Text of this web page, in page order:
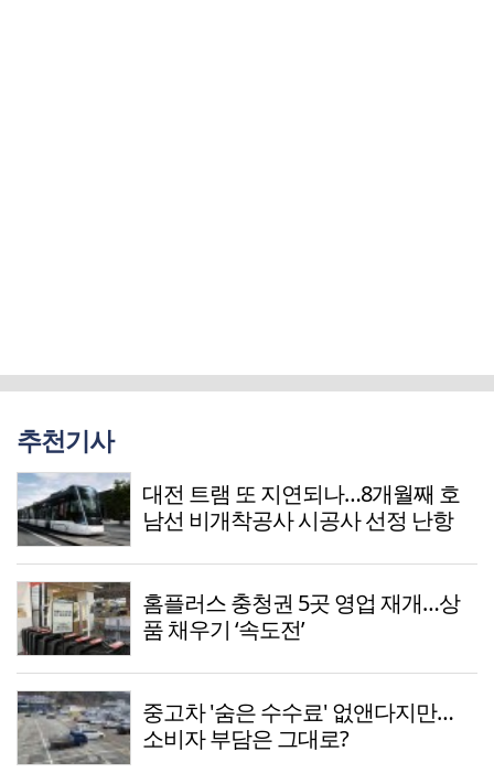
추천기사
대전 트램 또 지연되나…8개월째 호
남선 비개착공사 시공사 선정 난항
홈플러스 충청권 5곳 영업 재개…상
품 채우기 ‘속도전’
중고차 '숨은 수수료' 없앤다지만…
소비자 부담은 그대로?